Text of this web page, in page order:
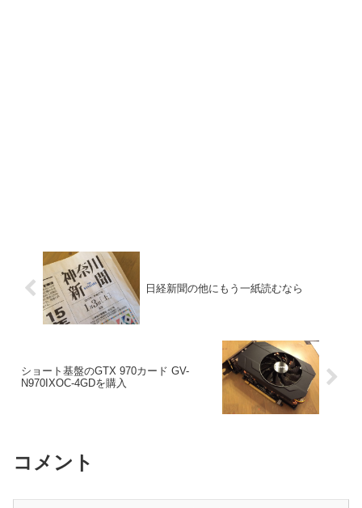
日経新聞の他にもう一紙読むなら
ショート基盤のGTX 970カード GV-
N970IXOC-4GDを購入
コメント